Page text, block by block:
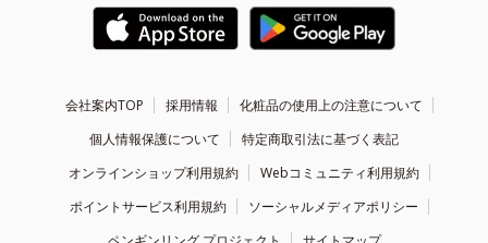
会社案内TOP 採用情報
化粧品の使用上の注意について
個人情報保護について
特定商取引法に基づく表記
オンラインショップ利用規約
Webコミュニティ利用規約
ポイントサービス利用規約
ソーシャルメディアポリシー